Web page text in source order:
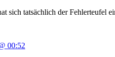
sich tatsächlich der Fehlerteufel
00:52